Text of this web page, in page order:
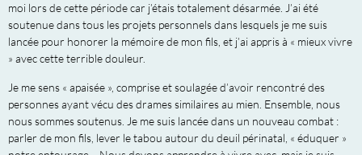
moi lors de cette période car j’étais totalement désarmée. J’ai été
soutenue dans tous les projets personnels dans lesquels je me suis
lancée pour honorer la mémoire de mon fils, et j’ai appris à « mieux vivre
» avec cette terrible douleur.
Je me sens « apaisée », comprise et soulagée d’avoir rencontré des
personnes ayant vécu des drames similaires au mien. Ensemble, nous
nous sommes soutenus. Je me suis lancée dans un nouveau combat :
parler de mon fils, lever le tabou autour du deuil périnatal, « éduquer »